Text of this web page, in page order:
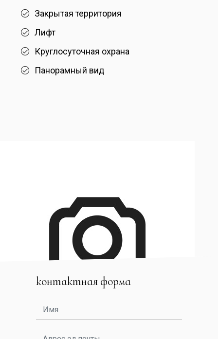
Закрытая территория
Лифт
Круглосуточная охрана
Панорамный вид
контактная форма